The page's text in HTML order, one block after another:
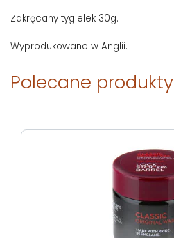
Zakręcany tygielek 30g.
Wyprodukowano w Anglii.
Polecane produkty